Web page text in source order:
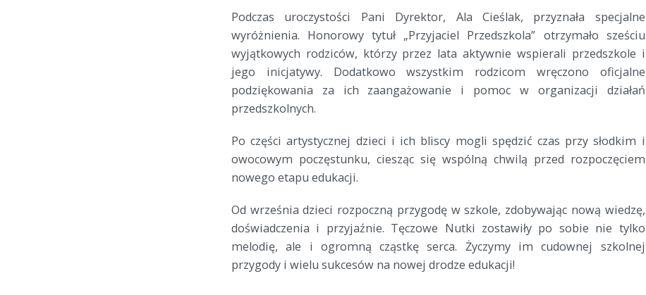
Podczas uroczystości Pani Dyrektor, Ala Cieślak, przyznała specjalne
wyróżnienia. Honorowy tytuł „Przyjaciel Przedszkola” otrzymało sześciu
wyjątkowych rodziców, którzy przez lata aktywnie wspierali przedszkole i
jego inicjatywy. Dodatkowo wszystkim rodzicom wręczono oficjalne
podziękowania za ich zaangażowanie i pomoc w organizacji działań
przedszkolnych.
Po części artystycznej dzieci i ich bliscy mogli spędzić czas przy słodkim i
owocowym poczęstunku, ciesząc się wspólną chwilą przed rozpoczęciem
nowego etapu edukacji.
Od września dzieci rozpoczną przygodę w szkole, zdobywając nową wiedzę,
doświadczenia i przyjaźnie. Tęczowe Nutki zostawiły po sobie nie tylko
melodię, ale i ogromną cząstkę serca. Życzymy im cudownej szkolnej
przygody i wielu sukcesów na nowej drodze edukacji!